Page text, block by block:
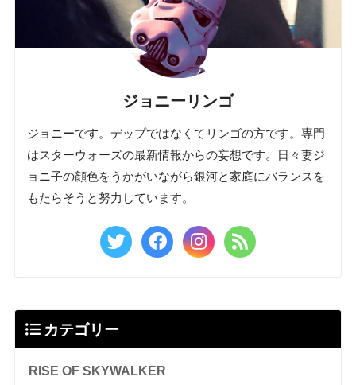
ジョニーリンゴ
ジョニーです。デップではなくてリンゴの方です。専門
はスターウォーズの最新情報からの妄想です。日々妻ジ
ョニ子の顔色をうかがいながら銀河と家庭にバランスを
もたらそうと努力しています。
カテゴリー
RISE OF SKYWALKER